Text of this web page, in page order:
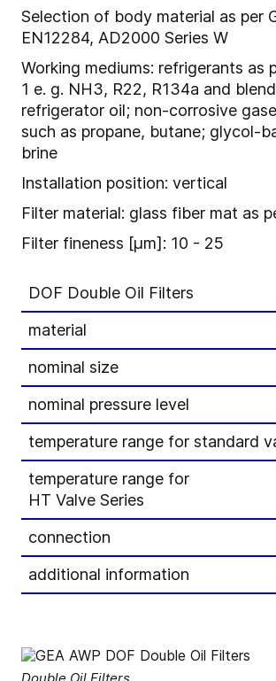
Selection of body material as per
EN12284, AD2000 Series W
Working mediums: refrigerants as
1 e. g. NH3, R22, R134a and
refrigerator oil; non-corrosive
such as propane, butane; glycol-
brine
Installation position: vertical
Filter material: glass fiber mat as
Filter fineness [μm]: 10 - 25
DOF Double Oil Filters
material
nominal size
nominal pressure level
temperature range for standard
temperature range for
HT Valve Series
connection
additional information